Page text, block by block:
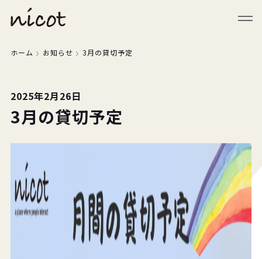
ホーム お知らせ 3月の貸切予定
2025年2月26日
3月の貸切予定